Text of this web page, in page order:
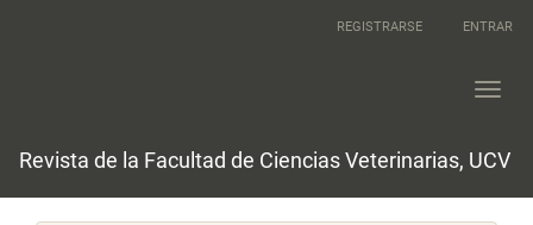
REGISTRARSE ENTRAR
Revista de la Facultad de Ciencias Veterinarias, UCV